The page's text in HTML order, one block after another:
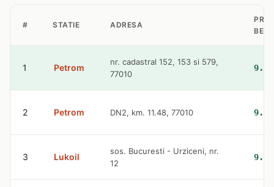
# STATIE ADRESA
PRET
1 Petrom
nr. cadastral 152, 153 si 579,
77010
2 Petrom DN2, km. 11.48, 77010
3 Lukoil
sos. Bucuresti - Urziceni, nr.
12